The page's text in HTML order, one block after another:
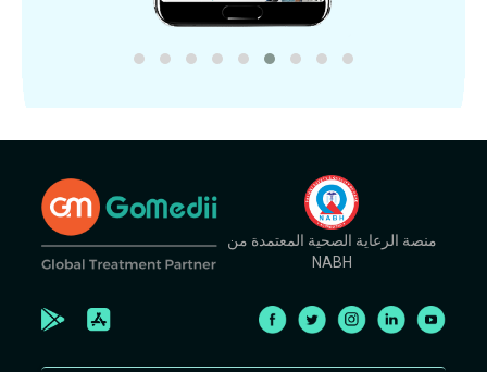
منصة الرعاية الصحية المعتمدة من
NABH